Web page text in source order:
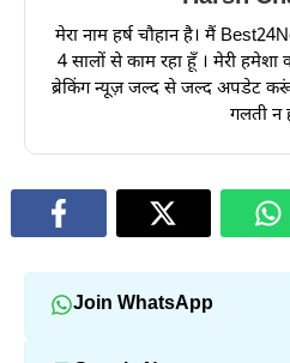
मेरा नाम हर्ष चौहान है। मैं
4 सालों से काम रहा हूँ । मेरी
ब्रेकिंग न्यूज़ जल्द से जल्द अपडेट
गलती न
Join WhatsApp